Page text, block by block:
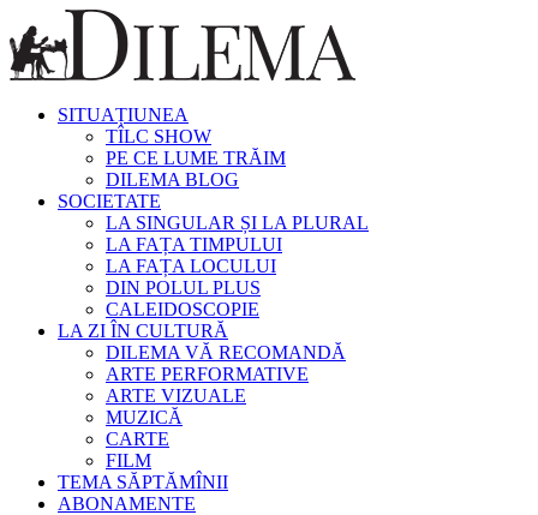
SITUAȚIUNEA
TÎLC SHOW
PE CE LUME TRĂIM
DILEMA BLOG
SOCIETATE
LA SINGULAR ȘI LA PLURAL
LA FAȚA TIMPULUI
LA FAȚA LOCULUI
DIN POLUL PLUS
CALEIDOSCOPIE
LA ZI ÎN CULTURĂ
DILEMA VĂ RECOMANDĂ
ARTE PERFORMATIVE
ARTE VIZUALE
MUZICĂ
CARTE
FILM
TEMA SĂPTĂMÎNII
ABONAMENTE